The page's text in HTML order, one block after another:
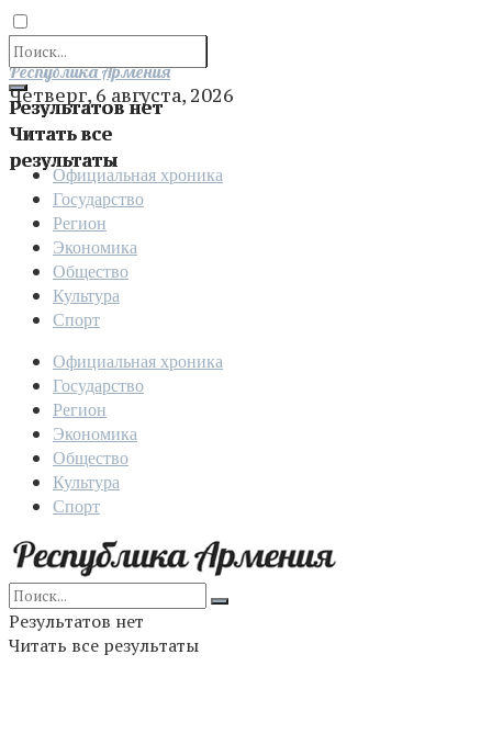
Результатов нет
Читать все
результаты
Отправить
Республика Армения
Четверг, 6 августа, 2026
Официальная хроника
Государство
Регион
Экономика
Общество
Культура
Спорт
Официальная хроника
Государство
Регион
Экономика
Общество
Культура
Спорт
Результатов нет
Читать все результаты